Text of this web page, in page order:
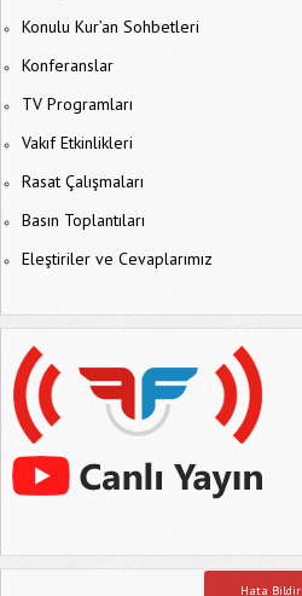
Konulu Kur’an Sohbetleri
Konferanslar
TV Programları
Vakıf Etkinlikleri
Rasat Çalışmaları
Basın Toplantıları
Eleştiriler ve Cevaplarımız
Hata Bildir